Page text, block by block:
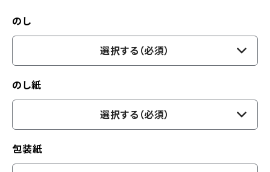
のし
選択する（必須）
のし紙
選択する（必須）
包装紙